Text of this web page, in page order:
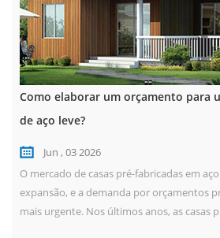
Como elaborar um orçamento para
de aço leve?
Jun , 03 2026
O mercado de casas pré-fabricadas em
expansão, e a demanda por orçamentos
mais urgente. Nos últimos anos, as casas